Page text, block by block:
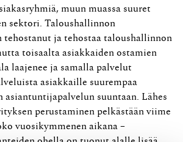
muun muassa suuret
sektori. Taloushallinnon
tehostanut ja tehostaa taloushallinnon
toisaalta asiakkaiden ostamien
laajenee ja samalla palvelut
asiakkaille suurempaa
asiantuntijapalvelun suuntaan. Lähes
perustaminen pelkästään viime
vuosikymmenen aikana –